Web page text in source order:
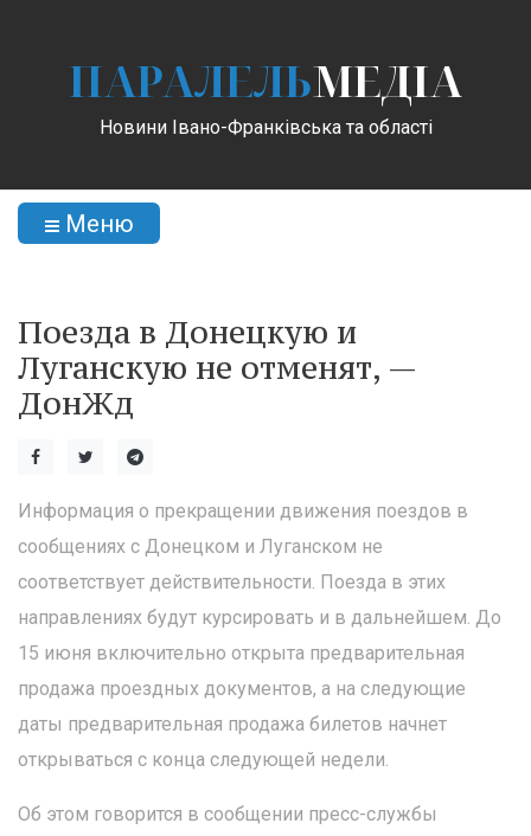
ПАРАЛЕЛЬМЕДІА
Новини Івано-Франківська та області
Меню
Поезда в Донецкую и
Луганскую не отменят, —
ДонЖд
Информация о прекращении движения поездов в
сообщениях с Донецком и Луганском не
соответствует действительности. Поезда в этих
направлениях будут курсировать и в дальнейшем. До
15 июня включительно открыта предварительная
продажа проездных документов, а на следующие
даты предварительная продажа билетов начнет
открываться с конца следующей недели.
Об этом говорится в сообщении пресс-службы